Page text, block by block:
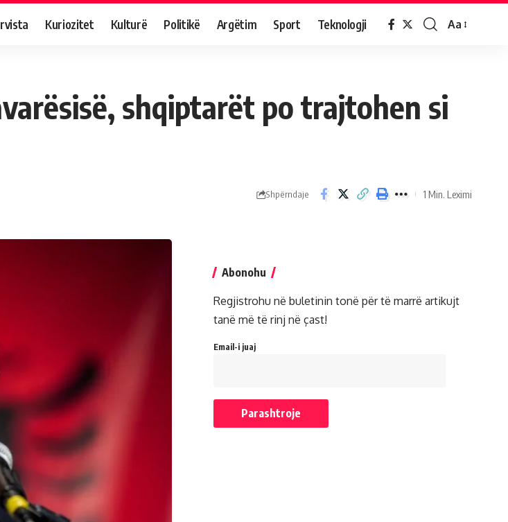
Kuriozitet Kulturë Politikë Argëtim Sport Teknologji Aa
shqiptarët po trajtohen si
Shpërndaje 1 Min. Leximi
Abonohu
Regjistrohu në buletinin tonë për të marrë artikujt
tanë më të rinj në çast!
Email-i juaj